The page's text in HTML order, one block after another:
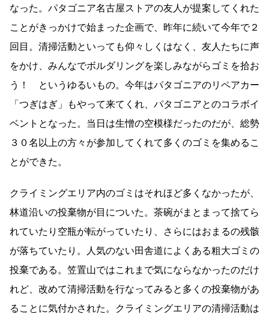
なった。パタゴニア名古屋ストアの友人が提案してくれた
ことがきっかけで始まった企画で、昨年に続いて今年で２
回目。清掃活動といっても仰々しくはなく、友人たちに声
をかけ、みんなでボルダリングを楽しみながらゴミを拾お
う！ というゆるいもの。今年はパタゴニアのリペアカー
「つぎはぎ」もやって来てくれ、パタゴニアとのコラボイ
ベントとなった。当日は生憎の空模様だったのだが、総勢
３０名以上の方々が参加してくれて多くのゴミを集めるこ
とができた。
クライミングエリア内のゴミはそれほど多くなかったが、
林道沿いの投棄物が目についた。茶碗がまとまって捨てら
れていたり空瓶が転がっていたり、さらにはおまるの残骸
が落ちていたり。人気のない田舎道によくある粗大ゴミの
投棄である。笠置山ではこれまで気にならなかったのだけ
れど、改めて清掃活動を行なってみると多くの投棄物があ
ることに気付かされた。クライミングエリアの清掃活動は